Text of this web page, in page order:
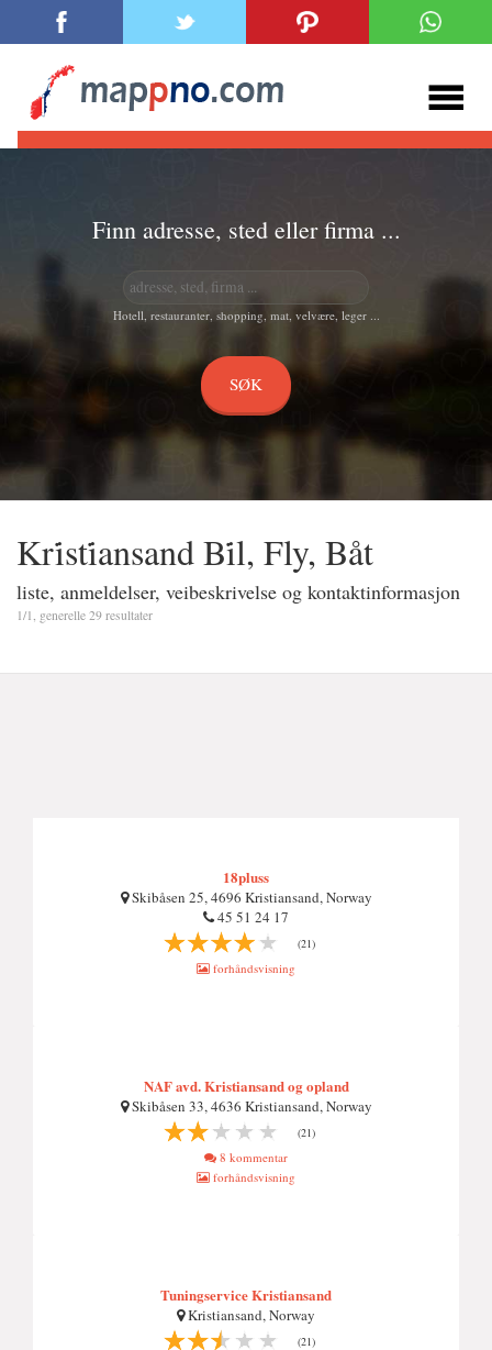
Finn adresse, sted eller firma ...
Hotell, restauranter, shopping, mat, velvære, leger ...
Kri̇sti̇ansand Bi̇l, Fly, Båt
liste, anmeldelser, veibeskrivelse og kontaktinformasjon
1/1, generelle 29 resultater
18pluss
Skibåsen 25, 4696 Kristiansand, Norway
45 51 24 17
(21)
forhåndsvisning
NAF avd. Kristiansand og opland
Skibåsen 33, 4636 Kristiansand, Norway
(21)
8 kommentar
forhåndsvisning
Tuningservice Kristiansand
Kristiansand, Norway
(21)